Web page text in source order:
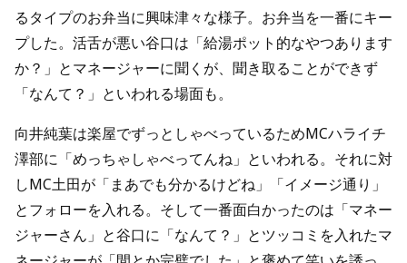
るタイプのお弁当に興味津々な様子。お弁当を一番にキー
プした。活舌が悪い谷口は「給湯ポット的なやつあります
か？」とマネージャーに聞くが、聞き取ることができず
「なんて？」といわれる場面も。
向井純葉は楽屋でずっとしゃべっているためMCハライチ
澤部に「めっちゃしゃべってんね」といわれる。それに対
しMC土田が「まあでも分かるけどね」「イメージ通り」
とフォローを入れる。そして一番面白かったのは「マネー
ジャーさん」と谷口に「なんて？」とツッコミを入れたマ